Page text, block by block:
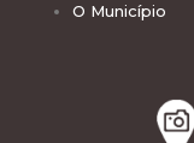
O Município